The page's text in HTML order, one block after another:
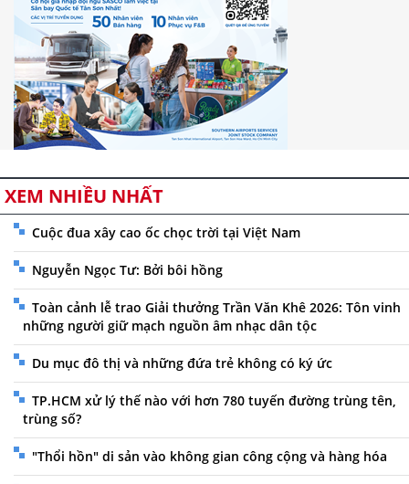
XEM NHIỀU NHẤT
Cuộc đua xây cao ốc chọc trời tại Việt Nam
Nguyễn Ngọc Tư: Bởi bôi hồng
Toàn cảnh lễ trao Giải thưởng Trần Văn Khê 2026: Tôn vinh
những người giữ mạch nguồn âm nhạc dân tộc
Du mục đô thị và những đứa trẻ không có ký ức
TP.HCM xử lý thế nào với hơn 780 tuyến đường trùng tên,
trùng số?
"Thổi hồn" di sản vào không gian công cộng và hàng hóa